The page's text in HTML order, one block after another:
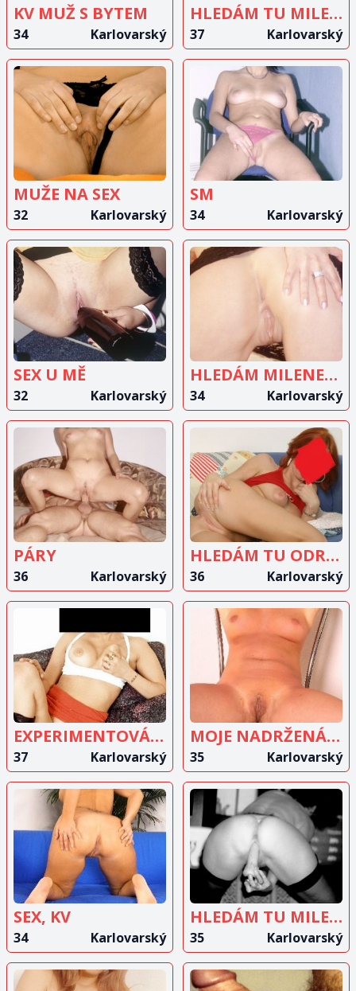
KV MUŽ S BYTEM
34 Karlovarský
HLEDÁM TU MILENKU DO 50 LET
37 Karlovarský
ZOBRAZIT
INZERÁT
MUŽE NA SEX
32 Karlovarský
ZOBRAZIT
INZERÁT
SM
34 Karlovarský
ZOBRAZIT
INZERÁT
SEX U MĚ
32 Karlovarský
ZOBRAZIT
INZERÁT
HLEDÁM MILENECKÝ VZTAH SE STARŠÍM MUŽEM
34 Karlovarský
ZOBRAZIT
INZERÁT
PÁRY
36 Karlovarský
ZOBRAZIT
INZERÁT
HLEDÁM TU ODREAGOVÁNÍ
36 Karlovarský
ZOBRAZIT
INZERÁT
EXPERIMENTOVÁNÍ
37 Karlovarský
ZOBRAZIT
INZERÁT
MOJE NADRŽENÁ KUNDIČKA
35 Karlovarský
ZOBRAZIT
INZERÁT
SEX, KV
34 Karlovarský
ZOBRAZIT
INZERÁT
HLEDÁM TU MILENCE NA PRAVIDELNÉ SCHŮZKY
35 Karlovarský